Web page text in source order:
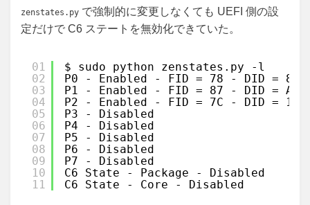
zenstates.py で強制的に変更しなくても UEFI 側の設
定だけで C6 ステートを無効化できていた。
01
02
03
04
05
06
07
08
09
10
11
$ sudo python zenstates.py -l
P0 - Enabled - FID = 78 - DID = 8
P1 - Enabled - FID = 87 - DID = A
P2 - Enabled - FID = 7C - DID =
P3 - Disabled
P4 - Disabled
P5 - Disabled
P6 - Disabled
P7 - Disabled
C6 State - Package - Disabled
C6 State - Core - Disabled